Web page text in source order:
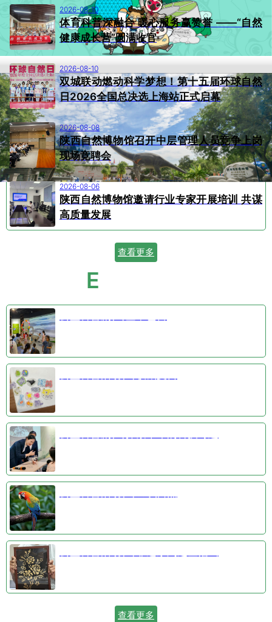
2026-08-10
体育科普深融合 暖心服务赢赞誉 ——“自然
健康成长营”圆满收官
2026-08-10
双城联动燃动科学梦想！第十五届环球自然
日2026全国总决选上海站正式启幕
2026-08-08
陕西自然博物馆召开中层管理人员竞争上岗
现场竞聘会
2026-08-06
陕西自然博物馆邀请行业专家开展培训 共谋
高质量发展
查看更多
E
查看更多